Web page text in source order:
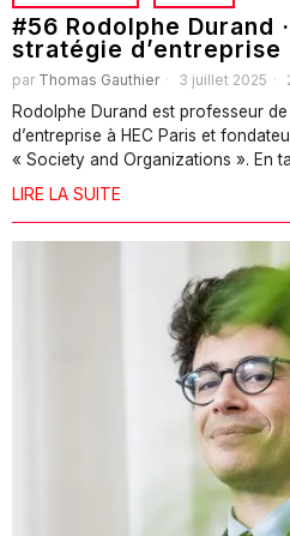
#56 Rodolphe Durand
stratégie d’entreprise
par Thomas Gauthier 3 juillet 2025
Rodolphe Durand est professeur
d’entreprise à HEC Paris et
« Society and Organizations ». En
LIRE LA SUITE